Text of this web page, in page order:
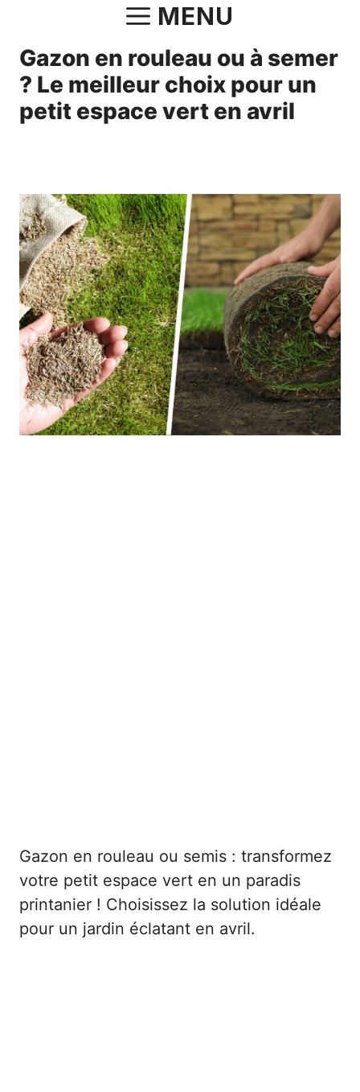
contenu
MENU
Gazon en rouleau ou à semer
? Le meilleur choix pour un
petit espace vert en avril
Gazon en rouleau ou semis : transformez
votre petit espace vert en un paradis
printanier ! Choisissez la solution idéale
pour un jardin éclatant en avril.